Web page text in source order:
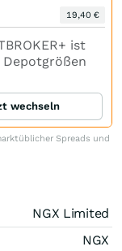
19,40 €
ist
wechseln
Spreads und
NGX Limited
NGX